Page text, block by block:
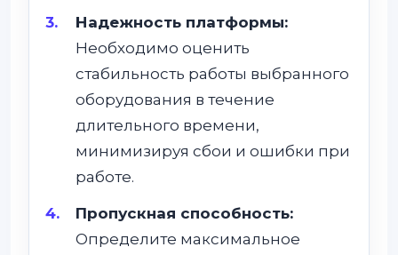
Надежность платформы:
Необходимо оценить
стабильность работы выбранного
оборудования в течение
длительного времени,
минимизируя сбои и ошибки при
работе.
Пропускная способность:
Определите максимальное